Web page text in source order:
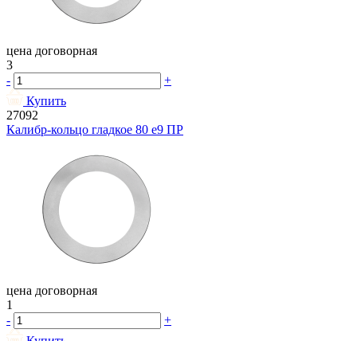
цена договорная
3
-
+
Купить
27092
Калибр-кольцо гладкое 80 e9 ПР
цена договорная
1
-
+